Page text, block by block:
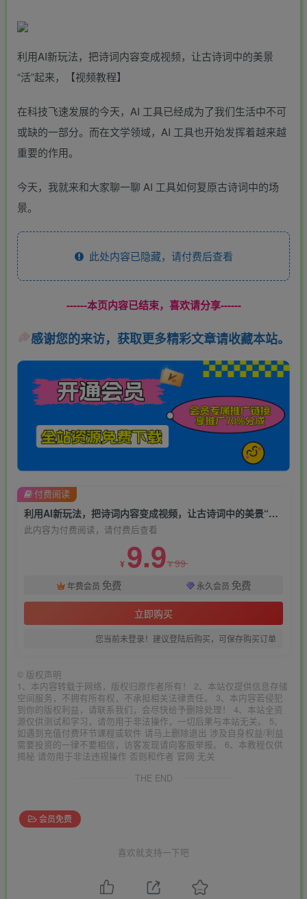
利用AI新玩法，把诗词内容变成视频，让古诗词中的美景
“活”起来，【视频教程】
在科技飞速发展的今天，AI 工具已经成为了我们生活中不可
或缺的一部分。而在文学领域，AI 工具也开始发挥着越来越
重要的作用。
今天，我就来和大家聊一聊 AI 工具如何复原古诗词中的场
景。
此处内容已隐藏，请付费后查看
------本页内容已结束，喜欢请分享------
感谢您的来访，获取更多精彩文章请收藏本站。
利用AI新玩法，把诗词内容变成视频，让古诗词中的美景“活”起来，【视频教程】
此内容为付费阅读，请付费后查看
¥ 9.9¥99
年费会员 免费 永久会员 免费
立即购买
您当前未登录！建议登陆后购买，可保存购买订单
付费阅读
© 版权声明
1、本内容转载于网络，版权归原作者所有！ 2、本站仅提供信息存储
空间服务，不拥有所有权，不承担相关法律责任。 3、本内容若侵犯
到你的版权利益，请联系我们，会尽快给予删除处理！ 4、本站全资
源仅供测试和学习，请勿用于非法操作，一切后果与本站无关。 5、
如遇到充值付费环节课程或软件 请马上删除退出 涉及自身权益/利益
需要投资的一律不要相信，访客发现请向客服举报。 6、本教程仅供
揭秘 请勿用于非法违规操作 否则和作者 官网 无关
THE END
会员免费
喜欢就支持一下吧